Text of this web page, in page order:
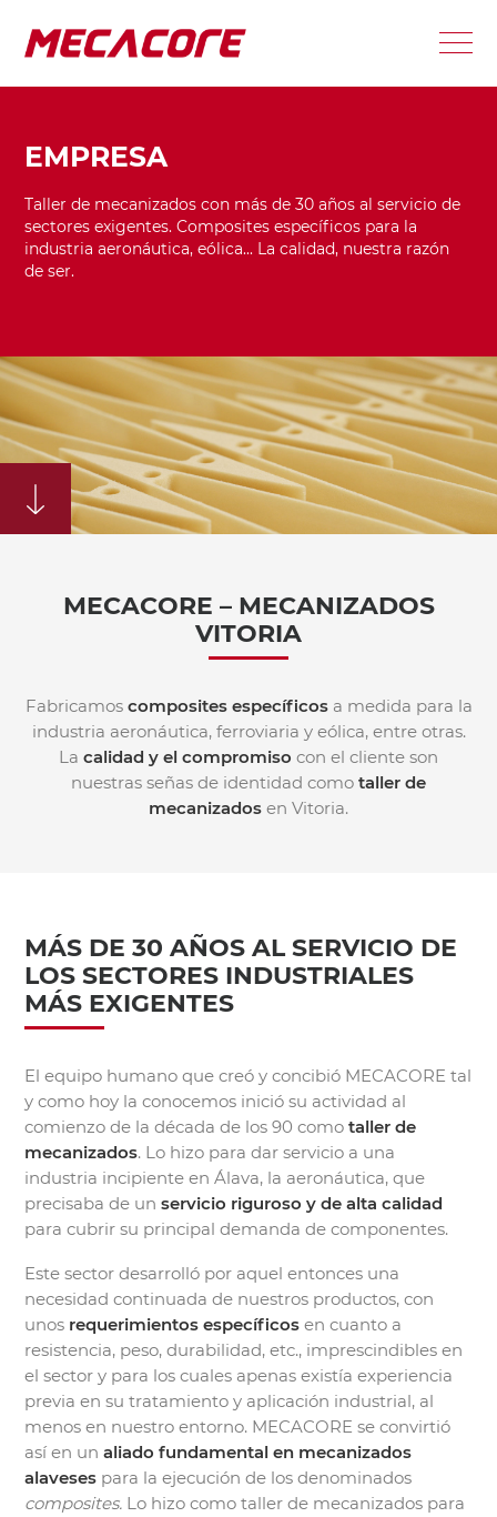
EMPRESA
Taller de mecanizados con más de 30 años al servicio de
sectores exigentes. Composites específicos para la
industria aeronáutica, eólica... La calidad, nuestra razón
de ser.
MECACORE – MECANIZADOS
VITORIA
Fabricamos composites específicosa medida para la
industria aeronáutica, ferroviaria y eólica, entre otras.
La calidad y el compromiso con el cliente son
nuestras señas de identidad como taller de
mecanizados en Vitoria.
MÁS DE 30 AÑOS AL SERVICIO DE
LOS SECTORES INDUSTRIALES
MÁS EXIGENTES
El equipo humano que creó y concibió MECACORE tal
y como hoy la conocemos inició su actividad al
comienzo de la década de los 90 comotaller de
mecanizados. Lo hizo para dar servicio a una
industria incipiente en Álava, la aeronáutica, que
precisaba de unservicio riguroso y de alta calidad
para cubrir su principal demanda de componentes.
Este sector desarrolló por aquel entonces una
necesidad continuada de nuestros productos, con
unos requerimientos específicos en cuanto a
resistencia, peso, durabilidad, etc., imprescindibles en
el sector y para los cuales apenas existía experiencia
previa en su tratamiento y aplicación industrial, al
menos en nuestro entorno. MECACORE se convirtió
así en unaliado fundamental en mecanizados
alaveses para la ejecución de los denominados
composites. Lo hizo como taller de mecanizados para